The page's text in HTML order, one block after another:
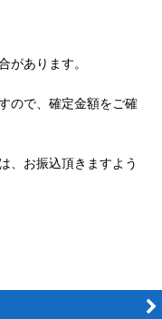
があります。
ので、確定金額をご確
、お振込頂きますよう